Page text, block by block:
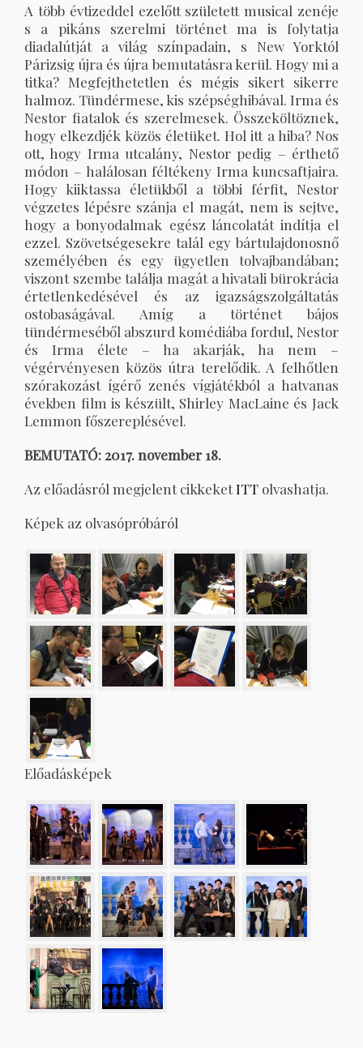
A több évtizeddel ezelőtt született musical zenéje
s a pikáns szerelmi történet ma is folytatja
diadalútját a világ színpadain, s New Yorktól
Párizsig újra és újra bemutatásra kerül. Hogy mi a
titka? Megfejthetetlen és mégis sikert sikerre
halmoz. Tündérmese, kis szépséghibával. Irma és
Nestor fiatalok és szerelmesek. Összeköltöznek,
hogy elkezdjék közös életüket. Hol itt a hiba? Nos
ott, hogy Irma utcalány, Nestor pedig – érthető
módon – halálosan féltékeny Irma kuncsaftjaira.
Hogy kiiktassa életükből a többi férfit, Nestor
végzetes lépésre szánja el magát, nem is sejtve,
hogy a bonyodalmak egész láncolatát indítja el
ezzel. Szövetségesekre talál egy bártulajdonosnő
személyében és egy ügyetlen tolvajbandában;
viszont szembe találja magát a hivatali bürokrácia
értetlenkedésével és az igazságszolgáltatás
ostobaságával. Amíg a történet bájos
tündérmeséből abszurd komédiába fordul, Nestor
és Irma élete – ha akarják, ha nem –
végérvényesen közös útra terelődik. A felhőtlen
szórakozást ígérő zenés vígjátékból a hatvanas
években film is készült, Shirley MacLaine és Jack
Lemmon főszereplésével.
BEMUTATÓ: 2017. november 18.
Az előadásról megjelent cikkeketITT olvashatja.
Képek az olvasópróbáról
Előadásképek